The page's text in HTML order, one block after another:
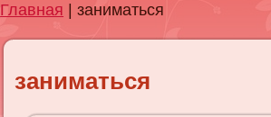
Главная | заниматься
заниматься